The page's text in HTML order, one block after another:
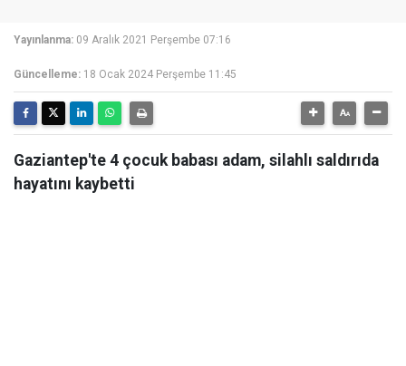
Yayınlanma: 09 Aralık 2021 Perşembe 07:16
Güncelleme: 18 Ocak 2024 Perşembe 11:45
Gaziantep'te 4 çocuk babası adam, silahlı saldırıda
hayatını kaybetti